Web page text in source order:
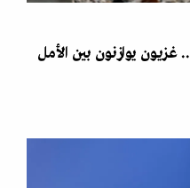
غزيون يوازنون بين الأمل